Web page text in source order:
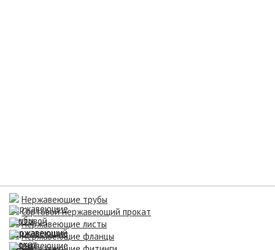
Нержавеющие трубы
Сортовой нержавеющий прокат
Нержавеющие листы
Нержавеющие фланцы